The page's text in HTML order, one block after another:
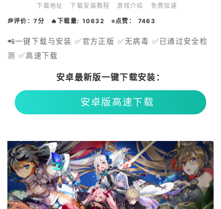
下载地址 下载安装教程 游戏介绍 免费加速
💭评价：7分 🔥下载量: 10632 ⭐点赞： 7463
📲一键下载与安装 ✅官方正版 ✅无病毒 ✅已通过安全检
测 ✅高速下载
安卓最新版一键下载安装：
安卓版高速下载